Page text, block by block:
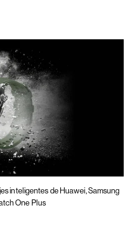
inteligentes de Huawei, Samsung
One Plus